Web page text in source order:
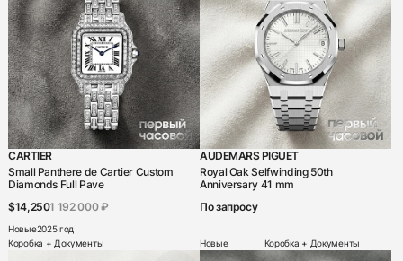
CARTIER
Small Panthere de Cartier Custom
Diamonds Full Pave
$14,2501 192 000 ₽
Новые2025 год
Коробка + Документы
AUDEMARS PIGUET
Royal Oak Selfwinding 50th
Anniversary 41 mm
По запросу
Новые Коробка + Документы